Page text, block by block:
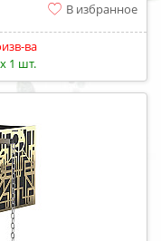
В избранное
ва
1 шт.